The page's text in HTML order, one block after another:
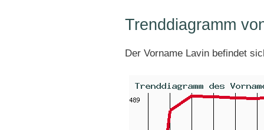
Trenddiagramm
Der Vorname Lavin befindet